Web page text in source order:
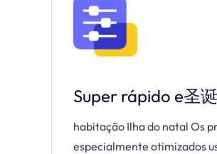
Super rápido e圣
habitação Ilha do natal Os
especialmente otimizados